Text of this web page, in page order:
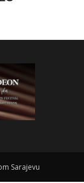
Sarajevu